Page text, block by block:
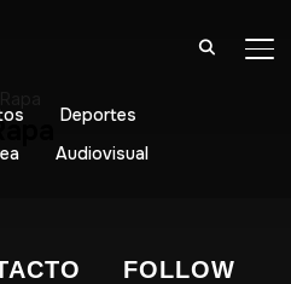
Deportes
Audiovisual
FOLLOW